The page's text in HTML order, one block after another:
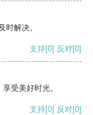
时解决。
支持[0] 反对[0]
受美好时光。
支持[0] 反对[0]